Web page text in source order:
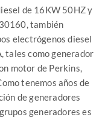
de 16KW 50HZ y
también
electrógenos diesel
tales como generador
motor de Perkins,
tenemos años de
de generadores
generadores es